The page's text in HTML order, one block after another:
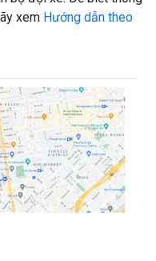
xem Hướng dẫn theo